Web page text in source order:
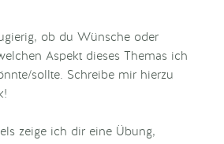
ob du Wünsche oder
Aspekt dieses Themas ich
sollte. Schreibe mir hierzu
zeige ich dir eine Übung,